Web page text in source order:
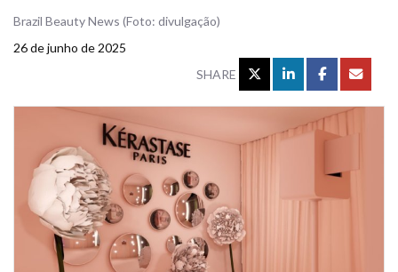
Brazil Beauty News (Foto: divulgação)
26 de junho de 2025
SHARE